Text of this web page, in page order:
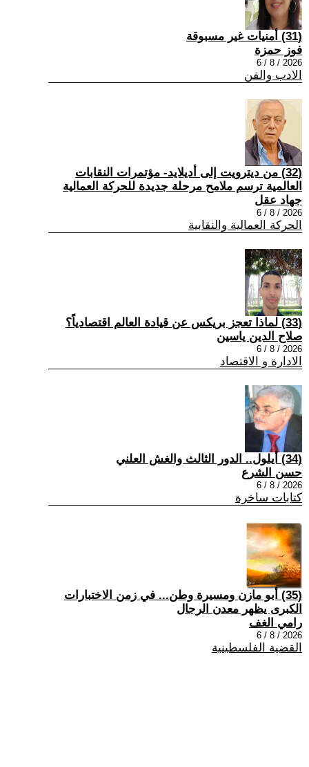
(31) أمنيات غير مسبوقة
فوز حمزة
2026 / 8 / 6
الادب والفن
(32) من ديترويت إلى أديلايد- مؤتمرات النقابات
العالمية ترسم ملامح مرحلة جديدة للحركة العمالية
جهاد عقل
2026 / 8 / 6
الحركة العمالية والنقابية
(33) لماذا تعجز بريكس عن قيادة العالم اقتصادياً؟
صلاح الدين ياسين
2026 / 8 / 6
الادارة و الاقتصاد
(34) أيلول.. الدور الثالث والغش العلني
حسن الشرع
2026 / 8 / 6
كتابات ساخرة
(35) أبو مازن ومسيرة وطن... في زمن الاختبارات
الكبرى يظهر معدن الرجال
رامي الغف
2026 / 8 / 6
القضية الفلسطينية